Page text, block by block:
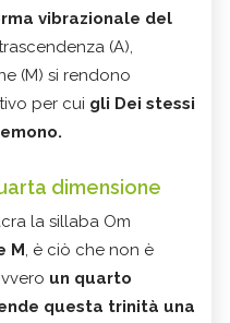
vibrazionale del
(A),
(M) si rendono
per cui gli Dei stessi
dimensione
la sillaba Om
M, è ciò che non è
un quarto
questa trinità una